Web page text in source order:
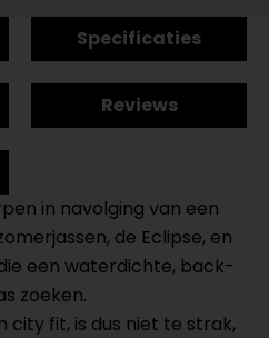
Specificaties
Reviews
in navolging van een
de Eclipse, en
een waterdichte, back-
zoeken.
city fit, is dus niet te strak,